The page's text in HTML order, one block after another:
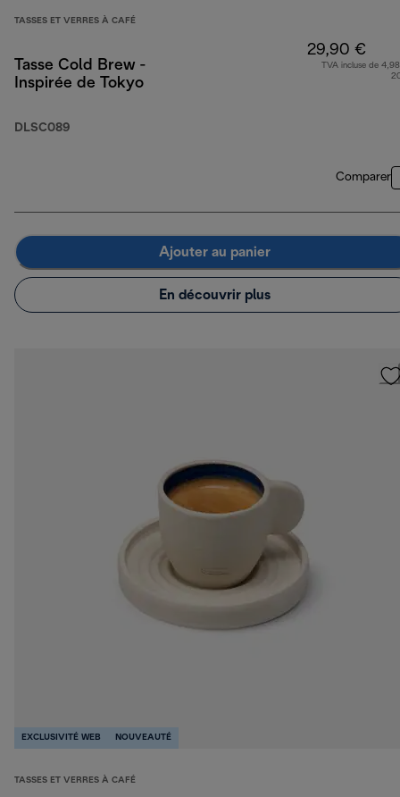
TASSES ET VERRES À CAFÉ
Tasse Cold Brew -
Inspirée de Tokyo
DLSC089
29,90 €
TVA incluse de
Comparer
Ajouter au panier
En découvrir plus
EXCLUSIVITÉ WEB NOUVEAUTÉ
TASSES ET VERRES À CAFÉ